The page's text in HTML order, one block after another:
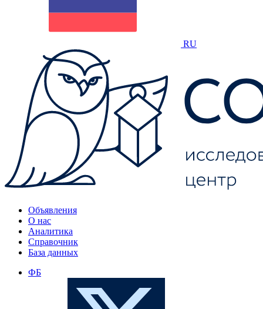
RU
Объявления
О нас
Аналитика
Справочник
База данных
ФБ